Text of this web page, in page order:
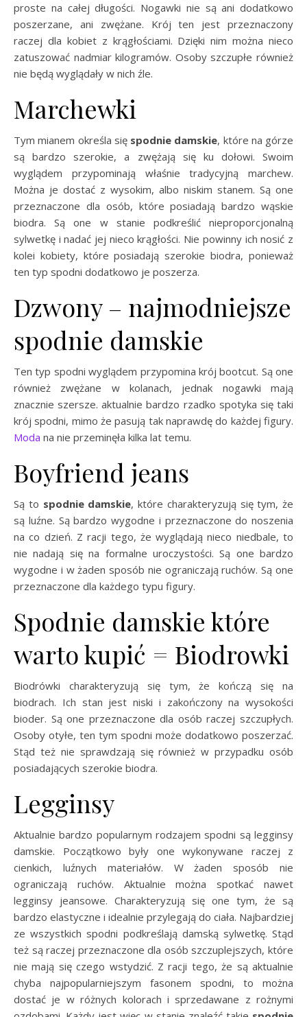
proste na całej długości. Nogawki nie są ani dodatkowo
poszerzane, ani zwężane. Krój ten jest przeznaczony
raczej dla kobiet z krągłościami. Dzięki nim można nieco
zatuszować nadmiar kilogramów. Osoby szczupłe również
nie będą wyglądały w nich źle.
Marchewki
Tym mianem określa się spodnie damskie, które na górze
są bardzo szerokie, a zwężają się ku dołowi. Swoim
wyglądem przypominają właśnie tradycyjną marchew.
Można je dostać z wysokim, albo niskim stanem. Są one
przeznaczone dla osób, które posiadają bardzo wąskie
biodra. Są one w stanie podkreślić nieproporcjonalną
sylwetkę i nadać jej nieco krągłości. Nie powinny ich nosić z
kolei kobiety, które posiadają szerokie biodra, ponieważ
ten typ spodni dodatkowo je poszerza.
Dzwony – najmodniejsze
spodnie damskie
Ten typ spodni wyglądem przypomina krój bootcut. Są one
również zwężane w kolanach, jednak nogawki mają
znacznie szersze. aktualnie bardzo rzadko spotyka się taki
krój spodni, mimo że pasują tak naprawdę do każdej figury.
Moda na nie przeminęła kilka lat temu.
Boyfriend jeans
Są to spodnie damskie, które charakteryzują się tym, że
są luźne. Są bardzo wygodne i przeznaczone do noszenia
na co dzień. Z racji tego, że wyglądają nieco niedbale, to
nie nadają się na formalne uroczystości. Są one bardzo
wygodne i w żaden sposób nie ograniczają ruchów. Są one
przeznaczone dla każdego typu figury.
Spodnie damskie które
warto kupić = Biodrowki
Biodrówki charakteryzują się tym, że kończą się na
biodrach. Ich stan jest niski i zakończony na wysokości
bioder. Są one przeznaczone dla osób raczej szczupłych.
Osoby otyłe, ten tym spodni może dodatkowo poszerzać.
Stąd też nie sprawdzają się również w przypadku osób
posiadających szerokie biodra.
Legginsy
Aktualnie bardzo popularnym rodzajem spodni są legginsy
damskie. Początkowo były one wykonywane raczej z
cienkich, luźnych materiałów. W żaden sposób nie
ograniczają ruchów. Aktualnie można spotkać nawet
legginsy jeansowe. Charakteryzują się one tym, że są
bardzo elastyczne i idealnie przylegają do ciała. Najbardziej
ze wszystkich spodni podkreślają damską sylwetkę. Stąd
też są raczej przeznaczone dla osób szczuplejszych, które
nie mają się czego wstydzić. Z racji tego, że są aktualnie
chyba najpopularniejszym fasonem spodni, to można
dostać je w różnych kolorach i sprzedawane z rożnymi